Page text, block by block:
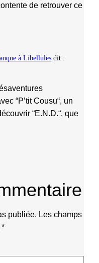
de retrouver ce
à Libellules dit :
“P’tit Cousu“, un
“E.N.D.“, que
publiée. Les champs
*